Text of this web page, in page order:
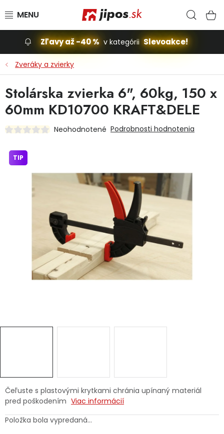
Slevoakce
Stavba, dom
Dielňa
Príslušenstvo pre automobily
Vybavenie a hračky pre deti
Domácnosť
Ochranné pracovné pomôcky
Vianoce
Servis náradia Hodnotenie obchodu
Doprava a platba Váš zákaznícky účet
Zľavy až -40 % v kategórii Slevoakce!
Zveráky a zvierky
Čeľuste s plastovými krytkami chránia upínaný materiál
pred poškodením Viac informácií
Položka bola vypredaná…
Stolárska zvierka 6", 60kg, 150 x
60mm KD10700 KRAFT&DELE
Neohodnotené Podrobnosti hodnotenia
TIP